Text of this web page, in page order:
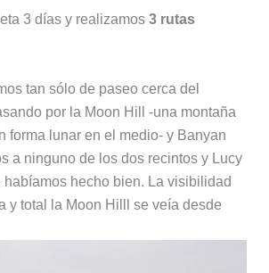
3 días y realizamos 3 rutas
tan sólo de paseo cerca del
por la Moon Hill -una montaña
forma lunar en el medio- y Banyan
a ninguno de los dos recintos y Lucy
habíamos hecho bien. La visibilidad
y total la Moon Hilll se veía desde